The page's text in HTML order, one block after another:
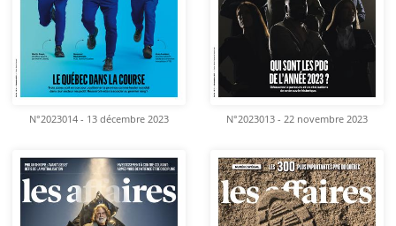
N°2023014 - 13 décembre 2023 N°2023013 - 22 novembre 2023